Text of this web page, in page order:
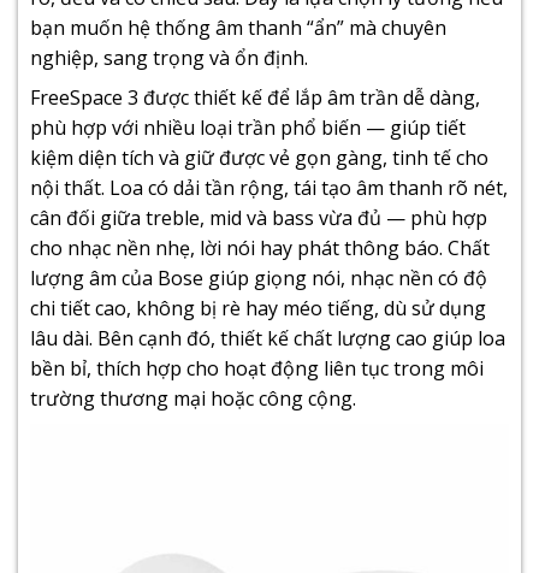
bạn muốn hệ thống âm thanh “ẩn” mà chuyên
nghiệp, sang trọng và ổn định.
FreeSpace 3 được thiết kế để lắp âm trần dễ dàng,
phù hợp với nhiều loại trần phổ biến — giúp tiết
kiệm diện tích và giữ được vẻ gọn gàng, tinh tế cho
nội thất. Loa có dải tần rộng, tái tạo âm thanh rõ nét,
cân đối giữa treble, mid và bass vừa đủ — phù hợp
cho nhạc nền nhẹ, lời nói hay phát thông báo. Chất
lượng âm của Bose giúp giọng nói, nhạc nền có độ
chi tiết cao, không bị rè hay méo tiếng, dù sử dụng
lâu dài. Bên cạnh đó, thiết kế chất lượng cao giúp loa
bền bỉ, thích hợp cho hoạt động liên tục trong môi
trường thương mại hoặc công cộng.